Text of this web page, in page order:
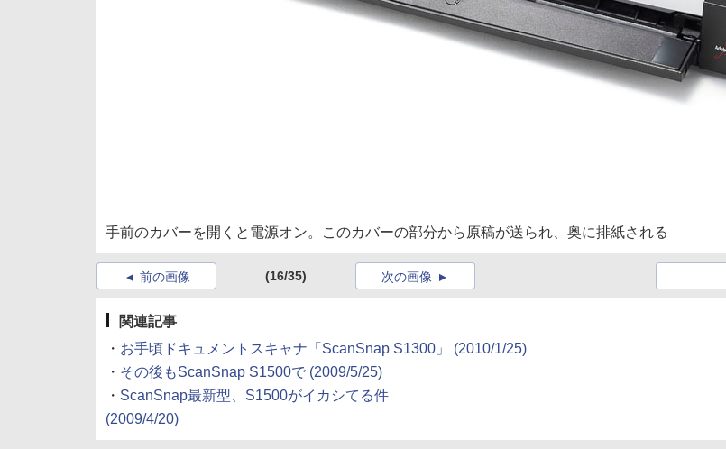
手前のカバーを開くと電源オン。このカバーの部分から原稿が送られ、奥に排紙される
前の画像 (16/35) 次の画像
関連記事
・ お手頃ドキュメントスキャナ「ScanSnap S1300」
(2010/1/25)
・ その後もScanSnap S1500で (2009/5/25)
・ ScanSnap最新型、S1500がイカシてる件
(2009/4/20)